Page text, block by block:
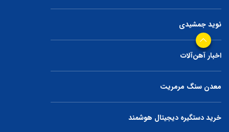
نوید جمشیدی
اخبار آهن‌آلات
معدن سنگ مرمریت
خرید دستگیره دیجیتال هوشمند